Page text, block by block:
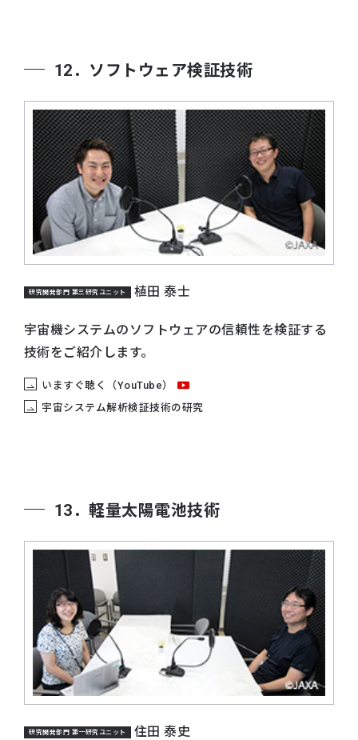
12．ソフトウェア検証技術
研究開発部門 第三研究ユニット 植田 泰士
宇宙機システムのソフトウェアの信頼性を検証する
技術をご紹介します。
いますぐ聴く（YouTube）
宇宙システム解析検証技術の研究
13．軽量太陽電池技術
研究開発部門 第一研究ユニット 住田 泰史